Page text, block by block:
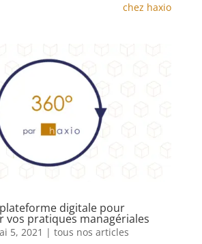
chez haxio
digitale pour
vos pratiques managériales
5, 2021 | tous nos articles